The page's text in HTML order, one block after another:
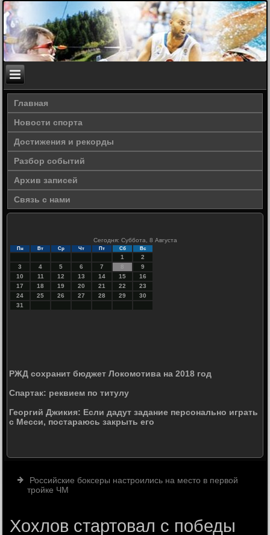
Главная
Новости спорта
Достижения и рекорды
Разбор событий
Архив записей
Связь с нами
Сегодня: Суббота, 8 Августа
Пн Вт Ср Чт Пт Сб Вс
1
2
3
4 5 6 7 8
9
10
11 12 13 14 15
16
17
18 19 20 21 22
23
24
25 26 27 28 29
30
31
РЖД сохранит бюджет Локомотива на 2018 год
Спартак: реквием по титулу
Георгий Джикия: Если дадут задание персонально играть
с Месси, постараюсь закрыть его
Российские боксеры настроились на место в первой
тройке ЧМ
Хохлов стартовал с победы